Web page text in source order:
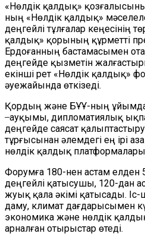
«Нөлдік қалдық»
ның «Нөлдік қалдық»
деңгейлі тұлғалар кеңесінің
қалдық» қорының құрметті
Ердоғанның бастамасымен
деңгейде қызметін
екінші рет «Нөлдік қалдық»
әуежайында өткізеді.
Қордың және БҰҰ-ның
ауқымы, дипломатиялық
деңгейде саясат
тұрғысынан әлемдегі ең ірі
нөлдік қалдық
Форумға 180-нен астам
деңгейлі қатысушы, 120-дан
жуық қала әкімі қатысады.
даму, климат дағдарысымен
экономика және нөлдік
арналған отырыстар өтеді.